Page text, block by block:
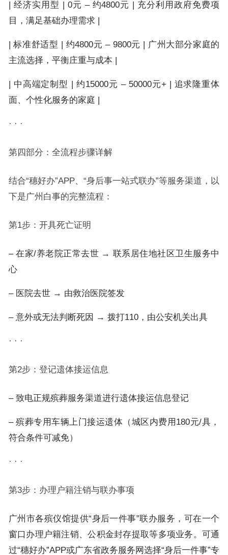
| 经济实用型 | 0元 – 约4800元 | 充分利用政府免费项
目，满足基础办理需求 |
| 标准舒适型 | 约4800元 – 9800元 | 广州大部分家庭的
主流选择，平衡庄重与成本 |
| 中高端定制型 | 约15000元 – 50000元+ | 追求隆重体
面、个性化服务的家庭 |
· · ·
第四部分：全流程步骤详解
结合“穗好办”APP、“身后事一站式联办”等服务渠道，以
下是广州白事的完整流程：
第1步：开具死亡证明
– 在家/养老院正常去世 → 联系居住地社区卫生服务中
心
– 医院去世 → 由救治医院签发
– 意外或无法判断死因 → 拨打110，由公安机关出具
· · ·
第2步：登记遗体接运信息
– 致电正规殡葬服务渠道进行遗体接运信息登记
– 殡葬专用车辆上门接运遗体（城区内费用180元/具，
符合条件可减免）
· · ·
第3步：办理户籍注销与联办事项
广州市各殡仪馆提供“身后一件事”联办服务，可在一个
窗口办理户籍注销、公积金封存提取等多项业务。可通
过“穗好办”APP或广东省政务服务网选择“身后一件事”专